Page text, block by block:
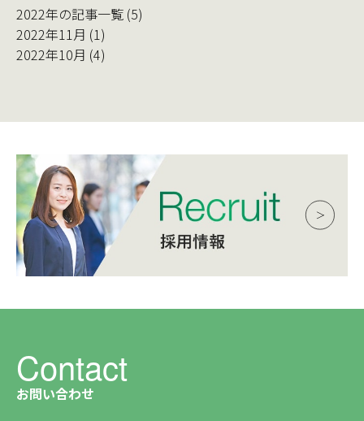
2022年の記事一覧 (5)
2022年11月 (1)
2022年10月 (4)
Contact
お問い合わせ